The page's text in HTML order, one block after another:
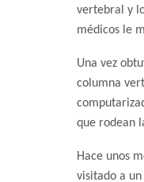
vertebral y
médicos le
Una vez
columna
que rodean
Hace unos
visitado a